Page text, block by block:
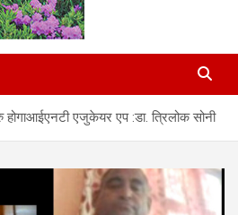
होगाआईएनटी एजुकेयर एप :डा. त्रिलोक सोनी